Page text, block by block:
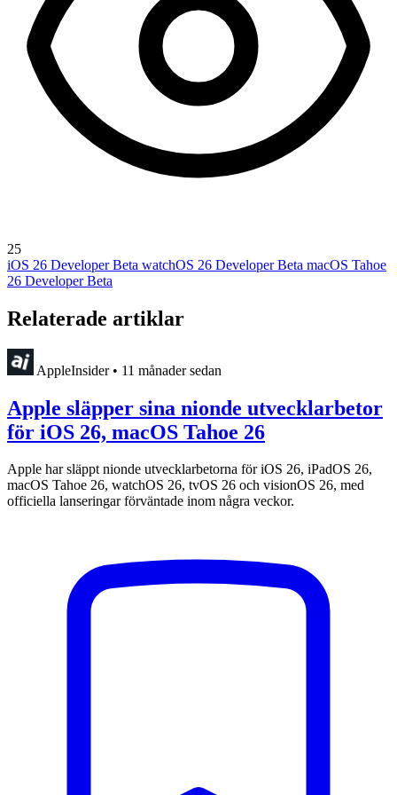
25
iOS 26 Developer Beta watchOS 26 Developer Beta macOS Tahoe
26 Developer Beta
Relaterade artiklar
AppleInsider • 11 månader sedan
Apple släpper sina nionde utvecklarbetor
för iOS 26, macOS Tahoe 26
Apple har släppt nionde utvecklarbetorna för iOS 26, iPadOS 26,
macOS Tahoe 26, watchOS 26, tvOS 26 och visionOS 26, med
officiella lanseringar förväntade inom några veckor.